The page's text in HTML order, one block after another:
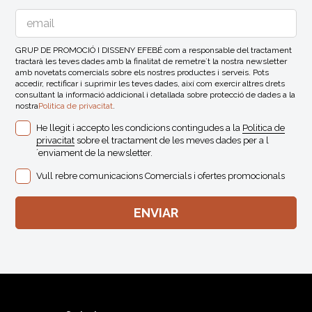
GRUP DE PROMOCIÓ I DISSENY EFEBÉ com a responsable del tractament
tractarà les teves dades amb la finalitat de remetre´t la nostra newsletter
amb novetats comercials sobre els nostres productes i serveis. Pots
accedir, rectificar i suprimir les teves dades, així com exercir altres drets
consultant la informació addicional i detallada sobre protecció de dades a la
nostraPolitica de privacitat.
He llegit i accepto les condicions contingudes a la Politica de
privacitat sobre el tractament de les meves dades per a l
´enviament de la newsletter.
Vull rebre comunicacions Comercials i ofertes promocionals